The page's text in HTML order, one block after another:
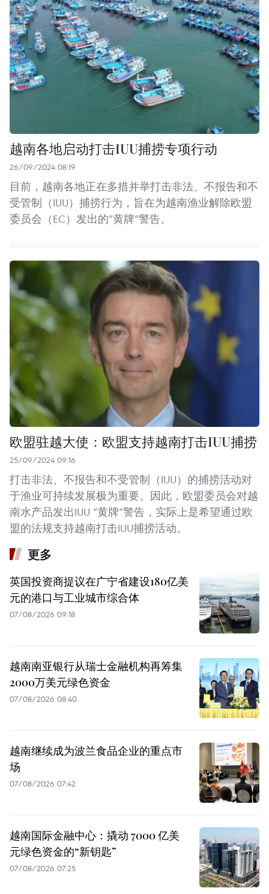
越南各地启动打击IUU捕捞专项行动
26/09/2024 08:19
目前，越南各地正在多措并举打击非法、不报告和不
受管制（IUU）捕捞行为，旨在为越南渔业解除欧盟
委员会（EC）发出的“黄牌”警告。
欧盟驻越大使：欧盟支持越南打击IUU捕捞
25/09/2024 09:16
打击非法、不报告和不受管制（IUU）的捕捞活动对
于渔业可持续发展极为重要。因此，欧盟委员会对越
南水产品发出IUU “黄牌”警告，实际上是希望通过欧
盟的法规支持越南打击IUU捕捞活动。
更多
英国投资商提议在广宁省建设180亿美
元的港口与工业城市综合体
07/08/2026 09:18
越南南亚银行从瑞士金融机构再筹集
2000万美元绿色资金
07/08/2026 08:40
越南继续成为波兰食品企业的重点市
场
07/08/2026 07:42
越南国际金融中心：撬动 7000 亿美
元绿色资金的“新钥匙”
07/08/2026 07:25